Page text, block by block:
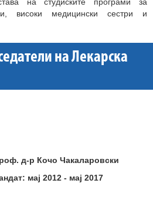
високи медицински сестри и
на Лекарска
д-р Кочо Чакаларовски
мај 2012 - мај 2017